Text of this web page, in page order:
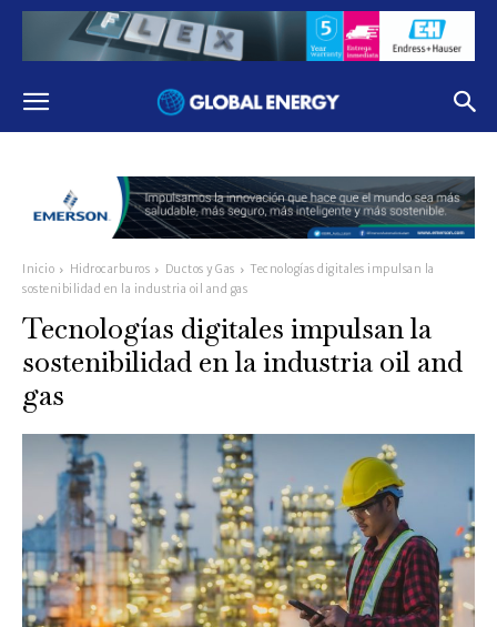
Inicio Hidrocarburos Ductos y Gas
Tecnologías digitales impulsan la
sostenibilidad en la industria oil and gas
Tecnologías digitales impulsan la
sostenibilidad en la industria oil and
gas